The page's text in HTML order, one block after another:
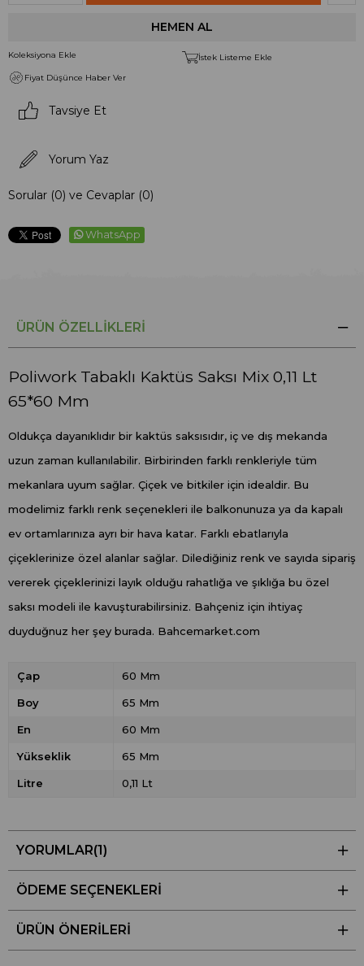
Koleksiyona Ekle
İstek Listeme Ekle
Fiyat Düşünce Haber Ver
Tavsiye Et
Yorum Yaz
Sorular (0) ve Cevaplar (0)
WhatsApp
ÜRÜN ÖZELLIKLERI
Poliwork Tabaklı Kaktüs Saksı Mix 0,11 Lt
65*60 Mm
Oldukça dayanıklıdır bir kaktüs saksısıdır, iç ve dış mekanda
uzun zaman kullanılabilir. Birbirinden farklı renkleriyle tüm
mekanlara uyum sağlar. Çiçek ve bitkiler için idealdir. Bu
modelimiz farklı renk seçenekleri ile balkonunuza ya da kapalı
ev ortamlarınıza ayrı bir hava katar. Farklı ebatlarıyla
çiçeklerinize özel alanlar sağlar. Dilediğiniz renk ve sayıda sipariş
vererek çiçeklerinizi layık olduğu rahatlığa ve şıklığa bu özel
saksı modeli ile kavuşturabilirsiniz. Bahçeniz için ihtiyaç
duyduğnuz her şey burada. Bahcemarket.com
Çap 60 Mm
Boy 65 Mm
En 60 Mm
Yükseklik 65 Mm
Litre 0,11 Lt
YORUMLAR(1)
ÖDEME SEÇENEKLERI
ÜRÜN ÖNERILERI